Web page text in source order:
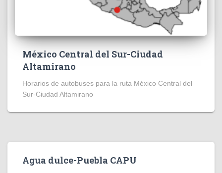
México Central del Sur-Ciudad
Altamirano
Horarios de autobuses para la ruta México Central del
Sur-Ciudad Altamirano
Agua dulce-Puebla CAPU